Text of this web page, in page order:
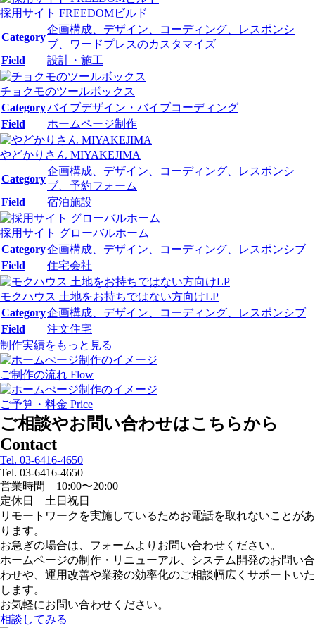
採用サイト FREEDOMビルド
Category
企画構成、デザイン、コーディング、レスポンシ
ブ、ワードプレスのカスタマイズ
Field
設計・施工
チョクモのツールボックス
Categoryバイブデザイン・バイブコーディング
Field
ホームページ制作
やどかりさん MIYAKEJIMA
Category
企画構成、デザイン、コーディング、レスポンシ
ブ、予約フォーム
Field
宿泊施設
採用サイト グローバルホーム
Category企画構成、デザイン、コーディング、レスポンシブ
Field
住宅会社
モクハウス 土地をお持ちではない方向けLP
Category企画構成、デザイン、コーディング、レスポンシブ
Field
注文住宅
制作実績をもっと見る
ご制作の流れ Flow
ご予算・料金 Price
ご相談やお問い合わせはこちらから
Contact
Tel. 03-6416-4650
Tel. 03-6416-4650
営業時間 10:00〜20:00
定休日 土日祝日
リモートワークを実施しているためお電話を取れないことがあ
ります。
お急ぎの場合は、フォームよりお問い合わせください。
ホームページの制作・リニューアル、システム開発のお問い合
わせや、運用改善や業務の効率化のご相談幅広くサポートいた
します。
お気軽にお問い合わせください。
相談してみる